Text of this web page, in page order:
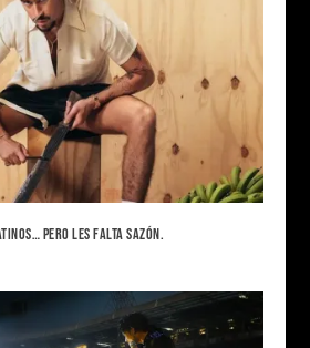
PERO LES FALTA SAZÓN.